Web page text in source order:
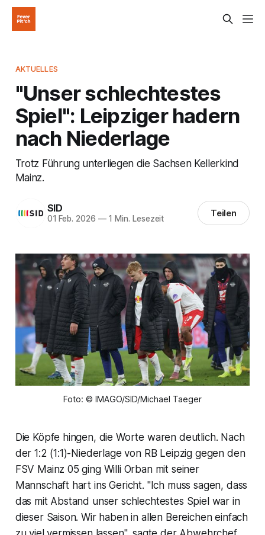
AKTUELLES
"Unser schlechtestes
Spiel": Leipziger hadern
nach Niederlage
Trotz Führung unterliegen die Sachsen Kellerkind
Mainz.
SID
01 Feb. 2026 —1 Min. Lesezeit Teilen
Foto: © IMAGO/SID/Michael Taeger
Die Köpfe hingen, die Worte waren deutlich. Nach
der 1:2 (1:1)-Niederlage von RB Leipzig gegen den
FSV Mainz 05 ging Willi Orban mit seiner
Mannschaft hart ins Gericht. "Ich muss sagen, dass
das mit Abstand unser schlechtestes Spiel war in
dieser Saison. Wir haben in allen Bereichen einfach